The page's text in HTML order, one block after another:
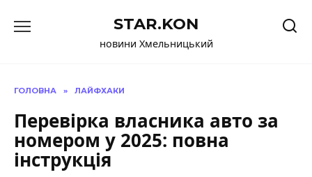
до
STAR.KON
новини Хмельницький
ГОЛОВНА » ЛАЙФХАКИ
Перевірка власника авто за
номером у 2025: повна
інструкція